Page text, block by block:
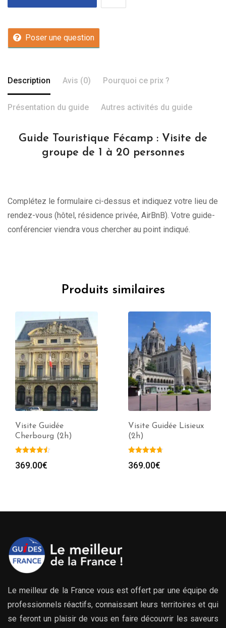
Poser une question
Description Avis (0) Pourquoi ce prix ?
Présentation du guide Autres activités du guide
Guide Touristique Fécamp : Visite de
groupe de 1 à 20 personnes
Complétez le formulaire ci-dessus et indiquez votre lieu de
rendez-vous (hôtel, résidence privée, AirBnB). Votre guide-
conférencier viendra vous chercher au point indiqué.
Produits similaires
Visite Guidée
Cherbourg (2h)
369.00€
Visite Guidée Lisieux
(2h)
369.00€
Le meilleur de la France vous est offert par une équipe de
professionnels réactifs, connaissant leurs territoires et qui
se feront un plaisir de vous en faire découvrir les saveurs